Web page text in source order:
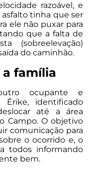
razoável, e
asfalto tinha que ser
ele não puxar para
que a falta de
(sobreelevação)
do caminhão.
família
ocupante e
identificado
até a área
Campo. O objetivo
comunicação para
o ocorrido e, o
todos informando
bem.